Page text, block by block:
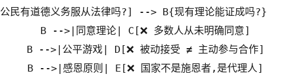
公民有道德义务服从法律吗?] --> B{现有理论能证成吗?}
    B -->|同意理论| C[❌ 多数人从未明确同意]
    B -->|公平游戏| D[❌ 被动接受 ≠ 主动参与合作]
    B -->|感恩原则| E[❌ 国家不是施恩者,是代理人]